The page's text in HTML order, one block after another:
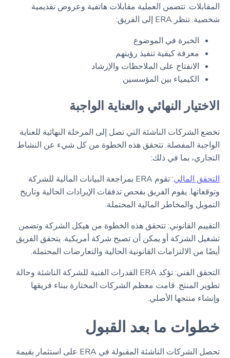
المقابلات. تتضمن العملية مقابلات هاتفية وعروض تقديمية
شخصية. تنظر ERA إلى الفريق:
الخبرة في الموضوع
معرفة كيفية تنفيذ رؤيتهم
الانفتاح على الملاحظات والإرشاد
الكيمياء بين المؤسسين
الاختيار النهائي والعناية الواجبة
تخضع الشركات الناشئة التي تصل إلى المرحلة النهائية للعناية
الواجبة المفصلة. تتحقق هذه الخطوة من كل شيء عن النشاط
التجاري، بما في ذلك:
التحقق المالي
: تقوم ERA بمراجعة البيانات المالية للشركة
وتوقعاتها. يقوم الفريق بفحص تدفقات الإيرادات الحالية وتاريخ
التمويل والمخاطر المالية المحتملة.
التقييم القانوني: تتحقق هذه الخطوة من هيكل الشركة وتضمن
تشغيل الشركة أو يمكن أن تصبح شركة أمريكية. يتحقق الفريق
أيضًا من الالتزامات القانونية الحالية والتعارضات المحتملة.
التحقق الفني: تؤكد ERA القدرات الفنية للشركة الناشئة وحالة
تطوير المنتج. قامت معظم الشركات المختارة ببناء فريقها
وإنشاء منتجها الأصلي.
خطوات ما بعد القبول
تحصل الشركات الناشئة المقبولة في ERA على استثمار بقيمة